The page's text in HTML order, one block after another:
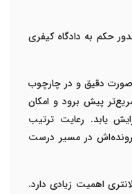
حکم به دادگاه کیفری
دقیق و در چارچوب
پیش برود و امکان
یابد. رعایت ترتیب
در مسیر درست
اهمیت زیادی دارد.